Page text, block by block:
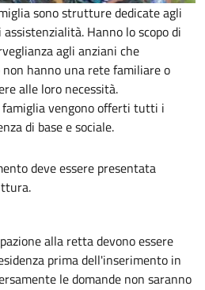
sono strutture dedicate agli
Hanno lo scopo di
agli anziani che
hanno una rete familiare o
alle loro necessità.
famiglia vengono offerti tutti i
di base e sociale.
deve essere presentata
alla retta devono essere
prima dell'inserimento in
le domande non saranno